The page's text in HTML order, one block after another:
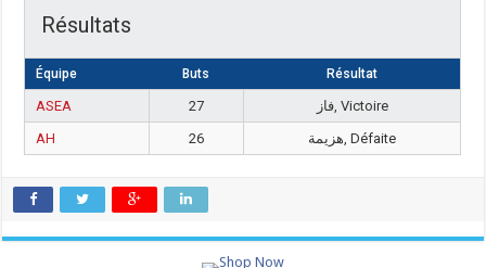
Résultats
Équipe Buts Résultat
ASEA 27
فاز, Victoire
AH
26 هزيمة, Défaite